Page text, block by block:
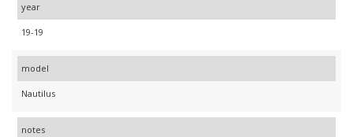
year
19-19
model
Nautilus
notes